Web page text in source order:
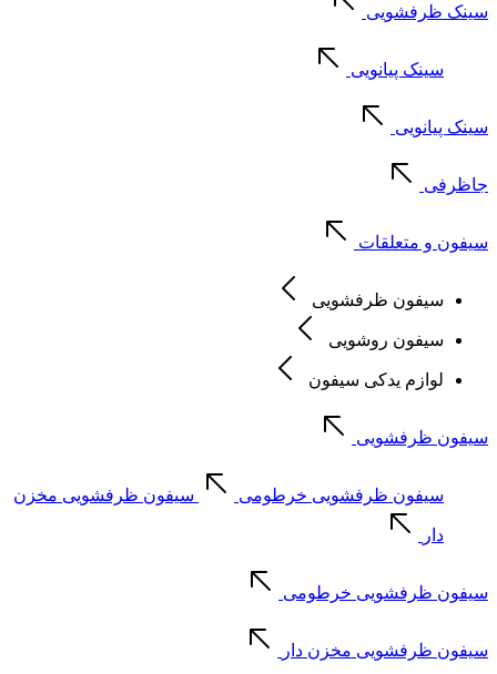
سینک ظرفشویی
سینک پیانویی
سینک پیانویی
جاظرفی
سیفون و متعلقات
سیفون ظرفشویی
سیفون روشویی
لوازم یدکی سیفون
سیفون ظرفشویی
سیفون ظرفشویی خرطومی سیفون ظرفشویی مخزن
دار
سیفون ظرفشویی خرطومی
سیفون ظرفشویی مخزن دار